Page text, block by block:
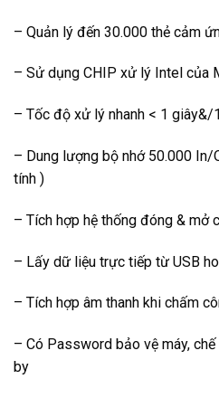
– Quản lý đến 30.000 thẻ cảm
– Sử dụng CHIP xử lý Intel của
– Tốc độ xử lý nhanh < 1 giây&/
– Dung lượng bộ nhớ 50.000 In/
tính )
– Tích hợp hệ thống đóng & mở
– Lấy dữ liệu trực tiếp từ USB
– Tích hợp âm thanh khi chấm
– Có Password bảo vệ máy,
by